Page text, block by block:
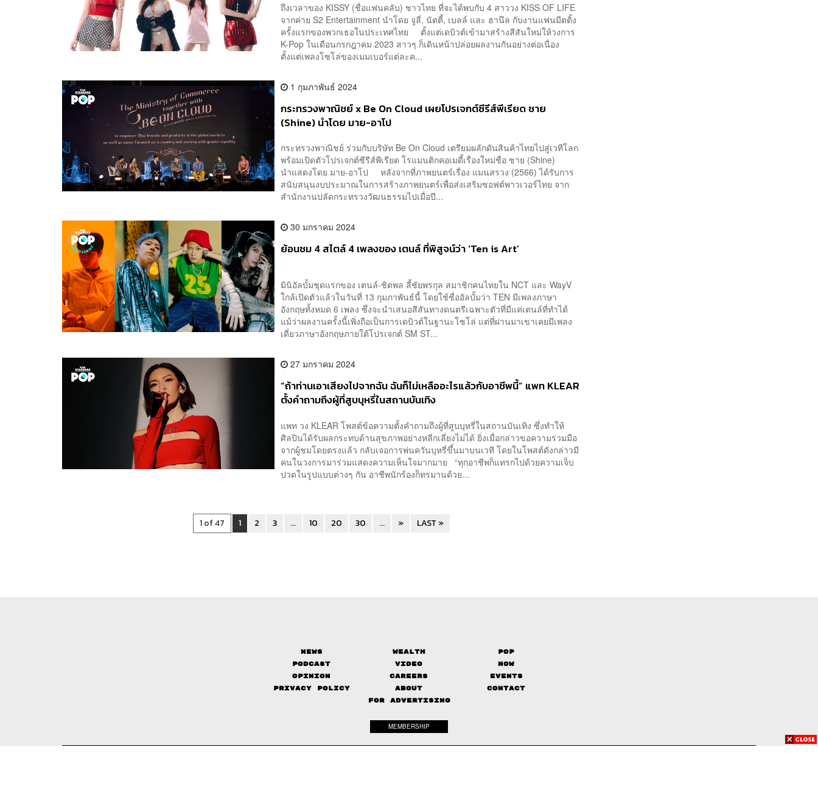
ถึงเวลาของ KISSY (ชื่อแฟนคลับ) ชาวไทย ที่จะได้พบกับ 4 สาววง KISS OF LIFE
จากค่าย S2 Entertainment นำโดย จูลี่, นัตตี้, เบลล์ และ ฮานึล กับงานแฟนมีตติ้ง
ครั้งแรกของพวกเธอในประเทศไทย ตั้งแต่เดบิวต์เข้ามาสร้างสีสันใหม่ให้วงการ
K-Pop ในเดือนกรกฎาคม 2023 สาวๆ ก็เดินหน้าปล่อยผลงานกันอย่างต่อเนื่อง
ตั้งแต่เพลงโซโล่ของเมมเบอร์แต่ละค...
1 กุมภาพันธ์ 2024
กระทรวงพาณิชย์ x Be On Cloud เผยโปรเจกต์ซีรีส์พีเรียด ชาย
(Shine) นำโดย มาย-อาโป
กระทรวงพาณิชย์ ร่วมกับบริษัท Be On Cloud เตรียมผลักดันสินค้าไทยไปสู่เวทีโลก
พร้อมเปิดตัวโปรเจกต์ซีรีส์พีเรียด โรแมนติกคอเมดี้เรื่องใหม่ชื่อ ชาย (Shine)
นำแสดงโดย มาย-อาโป หลังจากที่ภาพยนตร์เรื่อง แมนสรวง (2566) ได้รับการ
สนับสนุนงบประมาณในการสร้างภาพยนตร์เพื่อส่งเสริมซอฟต์พาวเวอร์ไทย จาก
สำนักงานปลัดกระทรวงวัฒนธรรมไปเมื่อปี...
30 มกราคม 2024
ย้อนชม 4 สไตล์ 4 เพลงของ เตนล์ ที่พิสูจน์ว่า ‘Ten is Art’
มินิอัลบั้มชุดแรกของ เตนล์-ชิตพล ลี้ชัยพรกุล สมาชิกคนไทยใน NCT และ WayV
ใกล้เปิดตัวแล้วในวันที่ 13 กุมภาพันธ์นี้ โดยใช้ชื่ออัลบั้มว่า TEN มีเพลงภาษา
อังกฤษทั้งหมด 6 เพลง ซึ่งจะนำเสนอสีสันทางดนตรีเฉพาะตัวที่มีแค่เตนล์ที่ทำได้
แม้ว่าผลงานครั้งนี้เพิ่งถือเป็นการเดบิวต์ในฐานะโซโล่ แต่ที่ผ่านมาเขาเคยมีเพลง
เดี่ยวภาษาอังกฤษภายใต้โปรเจกต์ SM ST...
27 มกราคม 2024
“ถ้าท่านเอาเสียงไปจากฉัน ฉันก็ไม่เหลืออะไรแล้วกับอาชีพนี้” แพท KLEAR
ตั้งคำถามถึงผู้ที่สูบบุหรี่ในสถานบันเทิง
แพท วง KLEAR โพสต์ข้อความตั้งคำถามถึงผู้ที่สูบบุหรี่ในสถานบันเทิง ซึ่งทำให้
ศิลปินได้รับผลกระทบด้านสุขภาพอย่างหลีกเลี่ยงไม่ได้ ยิ่งเมื่อกล่าวขอความร่วมมือ
จากผู้ชมโดยตรงแล้ว กลับเจอการพ่นควันบุหรี่ขึ้นมาบนเวที โดยในโพสต์ดังกล่าวมี
คนในวงการมาร่วมแสดงความเห็นใจมากมาย “ทุกอาชีพก็แทรกไปด้วยความเจ็บ
ปวดในรูปแบบต่างๆ กัน อาชีพนักร้องก็ทรมานด้วย...
1 of 47 1 2 3 ... 10 20 30 ... » LAST »
News Wealth
Pop
Podcast
Video
Now
Opinion
Careers
Events
Privacy Policy
About
Contact
FOR ADVERTISING
MEMBERSHIP